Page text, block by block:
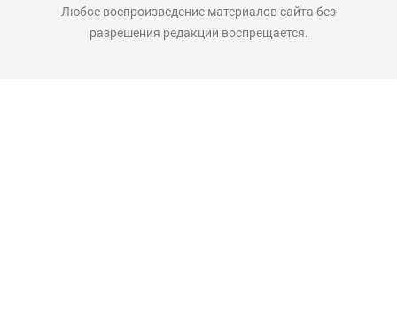
Любое воспроизведение материалов сайта без
разрешения редакции воспрещается.